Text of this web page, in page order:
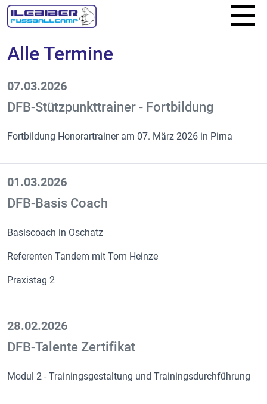
Alle Termine
07.03.2026
DFB-Stützpunkttrainer - Fortbildung
Fortbildung Honorartrainer am 07. März 2026 in Pirna
01.03.2026
DFB-Basis Coach
Basiscoach in Oschatz
Referenten Tandem mit Tom Heinze
Praxistag 2
28.02.2026
DFB-Talente Zertifikat
Modul 2 - Trainingsgestaltung und Trainingsdurchführung